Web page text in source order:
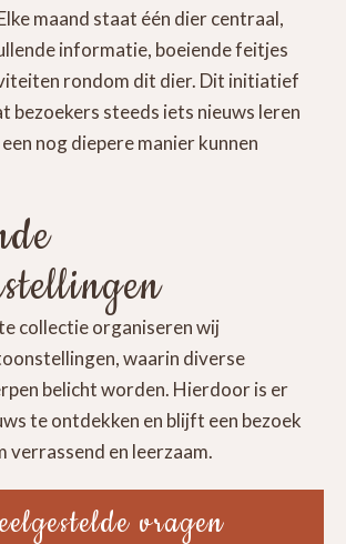
maand staat één dier centraal,
informatie, boeiende feitjes
rondom dit dier. Dit initiatief
bezoekers steeds iets nieuws leren
nog diepere manier kunnen
collectie organiseren wij
waarin diverse
belicht worden. Hierdoor is er
te ontdekken en blijft een bezoek
verrassend en leerzaam.
vragen